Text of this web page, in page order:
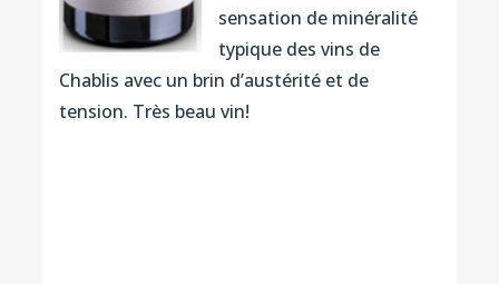
sensation de minéralité
typique des vins de
Chablis avec un brin d’austérité et de
tension. Très beau vin!